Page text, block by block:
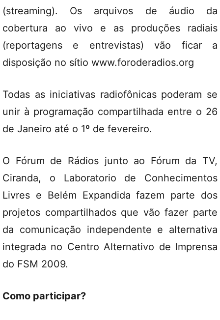
(streaming). Os arquivos de áudio da
cobertura ao vivo e as produções radiais
(reportagens e entrevistas) vão ficar a
disposição no sítio www.foroderadios.org
Todas as iniciativas radiofônicas poderam se
unir à programação compartilhada entre o 26
de Janeiro até o 1º de fevereiro.
O Fórum de Rádios junto ao Fórum da TV,
Ciranda, o Laboratorio de Conhecimentos
Livres e Belém Expandida fazem parte dos
projetos compartilhados que vão fazer parte
da comunicação independente e alternativa
integrada no Centro Alternativo de Imprensa
do FSM 2009.
Como participar?